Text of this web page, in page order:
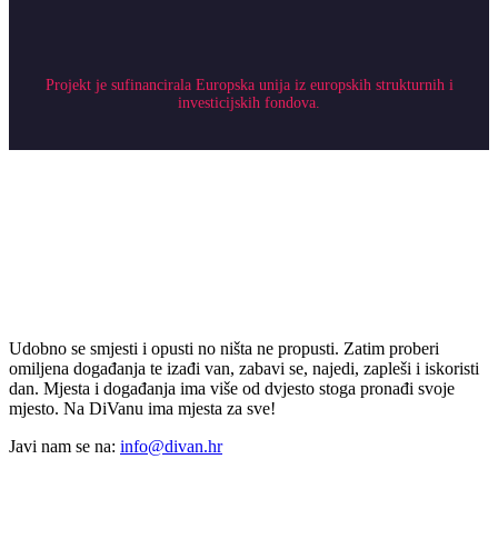
Projekt je sufinancirala Europska unija iz europskih strukturnih i
investicijskih fondova.
Udobno se smjesti i opusti no ništa ne propusti. Zatim proberi
omiljena događanja te izađi van, zabavi se, najedi, zapleši i iskoristi
dan. Mjesta i događanja ima više od dvjesto stoga pronađi svoje
mjesto. Na DiVanu ima mjesta za sve!
Javi nam se na: info@divan.hr